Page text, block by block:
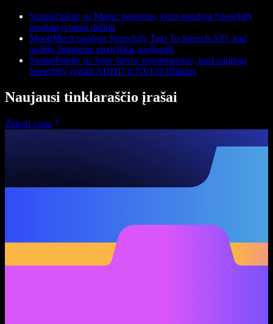
Susipažinkite su Mattu: pastorius, kuris naudoja Speechify
produktyvumui didinti
MoodMesh naudoja Speechify Text To Speech API, kad
padėtų žmonėms emociškai susijungti
Susipažinkite su Josie Jarvis: ergoterapeute, kuri naudoja
Speechify įveikti ADHD ir NVLD iššūkius
Naujausi tinklaraščio įrašai
Žiūrėti visus